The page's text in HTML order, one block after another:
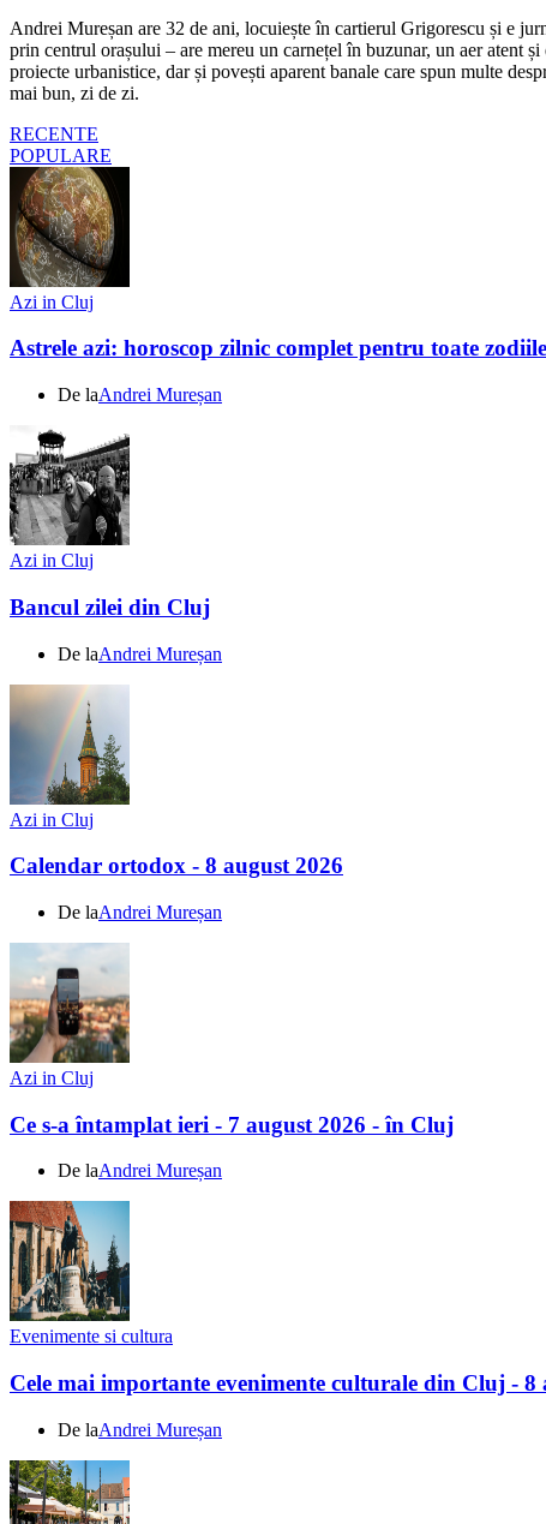
Andrei Mureșan are 32 de ani, locuiește în cartierul Grigorescu și e
prin centrul orașului – are mereu un carnețel în buzunar, un aer atent
proiecte urbanistice, dar și povești aparent banale care spun multe
mai bun, zi de zi.
RECENTE
POPULARE
Azi in Cluj
Astrele azi: horoscop zilnic complet pentru toate
De laAndrei Mureșan
Azi in Cluj
Bancul zilei din Cluj
De laAndrei Mureșan
Azi in Cluj
Calendar ortodox - 8 august 2026
De laAndrei Mureșan
Azi in Cluj
Ce s-a întamplat ieri - 7 august 2026 - în Cluj
De laAndrei Mureșan
Evenimente si cultura
Cele mai importante evenimente culturale din Cluj - 8
De laAndrei Mureșan